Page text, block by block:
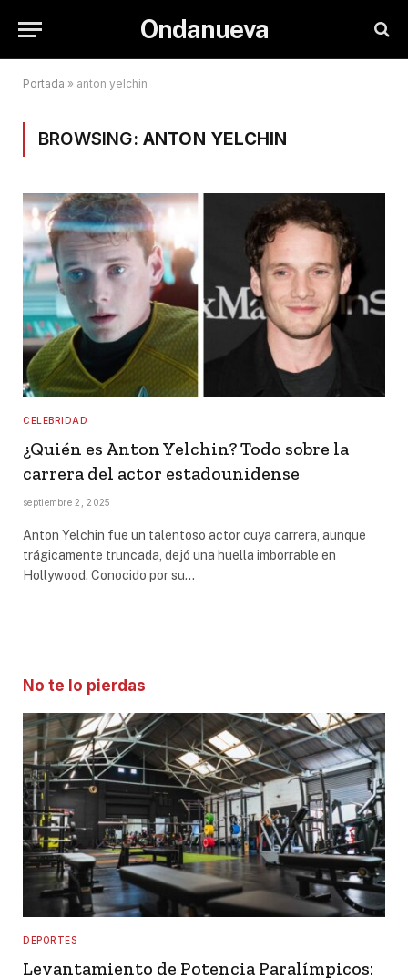
Ondanueva
Portada » anton yelchin
BROWSING: ANTON YELCHIN
CELEBRIDAD
¿Quién es Anton Yelchin? Todo sobre la
carrera del actor estadounidense
septiembre 2, 2025
Anton Yelchin fue un talentoso actor cuya carrera, aunque
trágicamente truncada, dejó una huella imborrable en
Hollywood. Conocido por su…
No te lo pierdas
DEPORTES
Levantamiento de Potencia Paralímpicos: